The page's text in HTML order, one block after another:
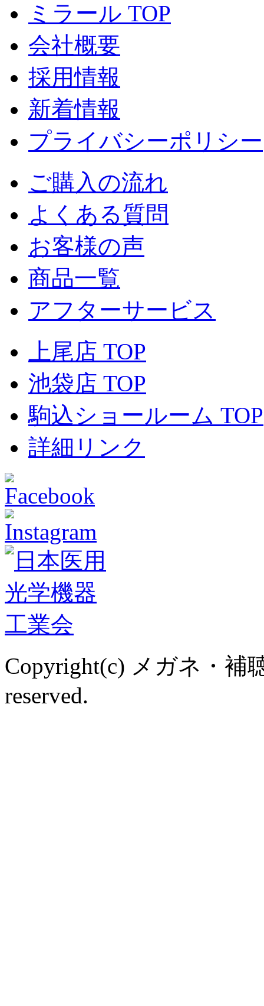
ミラール TOP
会社概要
採用情報
新着情報
プライバシーポリシー
ご購入の流れ
よくある質問
お客様の声
商品一覧
アフターサービス
上尾店 TOP
池袋店 TOP
駒込ショールーム TOP
詳細リンク
Copyright(c) メガネ・
reserved.